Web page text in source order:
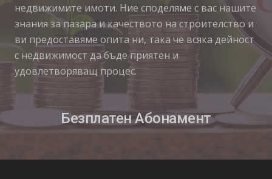
недвижимите имоти. Ние споделяме с вас нашите
знания за пазара и качеството на строителство и
ви предоставяме опита ни, така че всяка дейност
с недвижимост да бъде приятен и
удовлетворяващ процес.
Безплатен Абонамент